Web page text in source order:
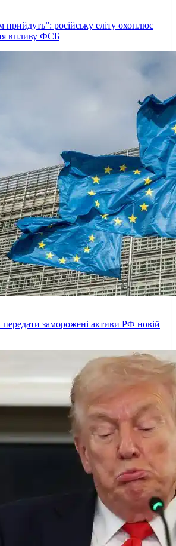
прийдуть”: російську еліту охоплює
впливу ФСБ
заморожені активи РФ новій